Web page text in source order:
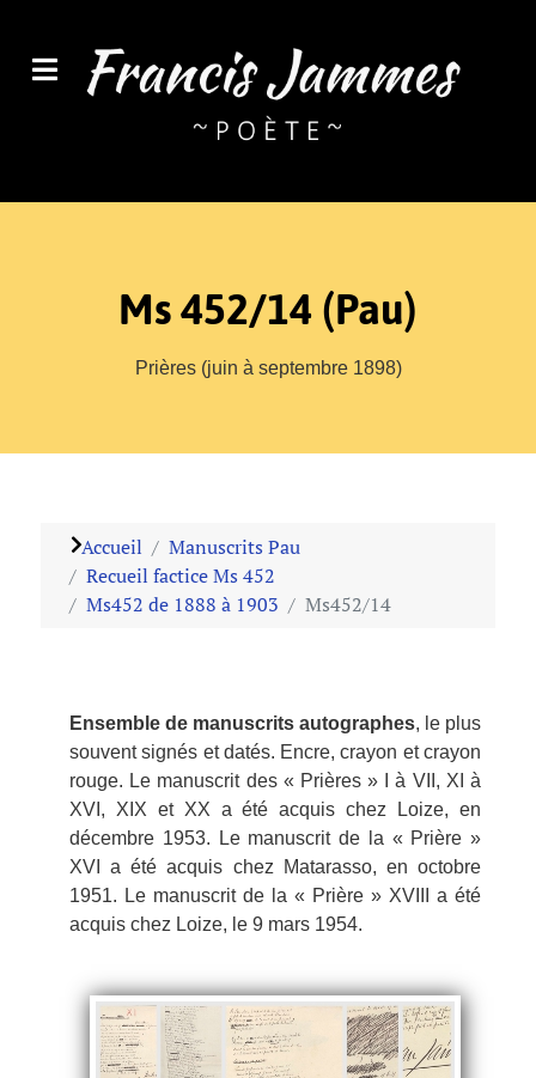
Ms 452/14 (Pau)
Prières (juin à septembre 1898)
Accueil
Manuscrits Pau
Recueil factice Ms 452
Ms452 de 1888 à 1903
Ms452/14
Ensemble de manuscrits autographes, le plus
souvent signés et datés. Encre, crayon et crayon
rouge. Le manuscrit des « Prières » I à VII, XI à
XVI, XIX et XX a été acquis chez Loize, en
décembre 1953. Le manuscrit de la « Prière »
XVI a été acquis chez Matarasso, en octobre
1951. Le manuscrit de la « Prière » XVIII a été
acquis chez Loize, le 9 mars 1954.